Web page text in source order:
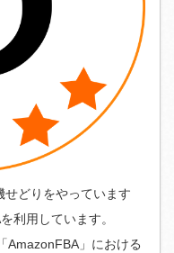
せどりをやっています
利用しています。
」における